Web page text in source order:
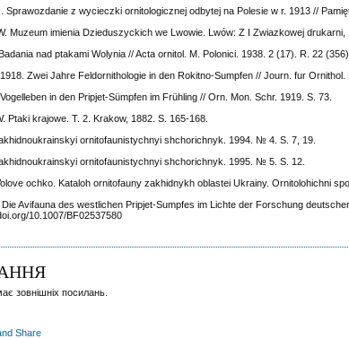
Sprawozdanie z wycieczki ornitologicznej odbytej na Polesie w r. 1913 //
Muzeum imienia Dzieduszyckich we Lwowie. Lwów: Z I Zwiazkowej drukarni,
nad ptakami Wolynia // Acta ornitol. M. Polonici. 1938. 2 (17). R. 22 (356).
Zwei Jahre Feldornithologie in den Rokitno-Sumpfen // Journ. fur Ornithol.
in den Pripjet-Sümpfen im Frühling // Orn. Mon. Schr. 1919. S. 73.
Ptaki krajowe. T. 2. Krakow, 1882. S. 165-168.
ornitofaunistychnyi shchorichnyk. 1994. № 4. S. 7, 19.
ornitofaunistychnyi shchorichnyk. 1995. № 5. S. 12.
ochko. Kataloh ornitofauny zakhidnykh oblastei Ukrainy. Ornitolohichni
Avifauna des westlichen Pripjet-Sumpfes im Lichte der Forschung
10.1007/BF02537580
зовнішніх посилань.